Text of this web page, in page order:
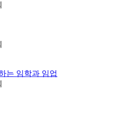
는 임학과 임업